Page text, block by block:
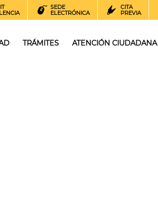
SEDE
ELECTRÓNICA
CITA
PREVIA
TRÁMITES ATENCIÓN CIUDADANA